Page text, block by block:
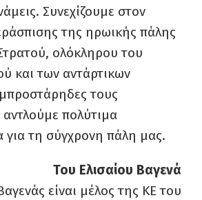
Συνεχίζουμε στον
της ηρωικής πάλης
ολόκληρου του
και των αντάρτικων
τους
πολύτιμα
τη σύγχρονη πάλη μας.
Του Ελισαίου Βαγενά
είναι μέλος της ΚΕ του